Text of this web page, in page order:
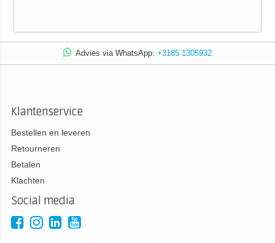
Advies via WhatsApp: +3185 1305932
Klantenservice
Bestellen en leveren
Retourneren
Betalen
Klachten
Social media